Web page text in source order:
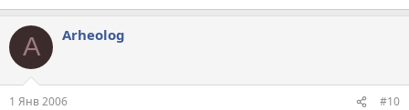
A Arheolog
1 Янв 2006 #10